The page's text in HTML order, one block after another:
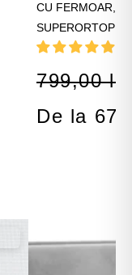
CU FERMOAR,
799,00 lei
De la